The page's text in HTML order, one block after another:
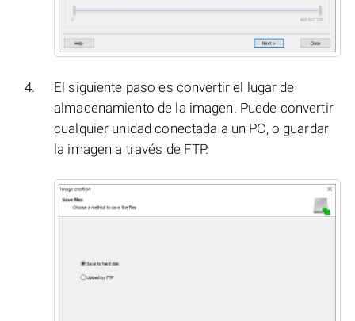
El siguiente paso es convertir el lugar de
almacenamiento de la imagen. Puede convertir
cualquier unidad conectada a un PC, o guardar
la imagen a través de FTP.